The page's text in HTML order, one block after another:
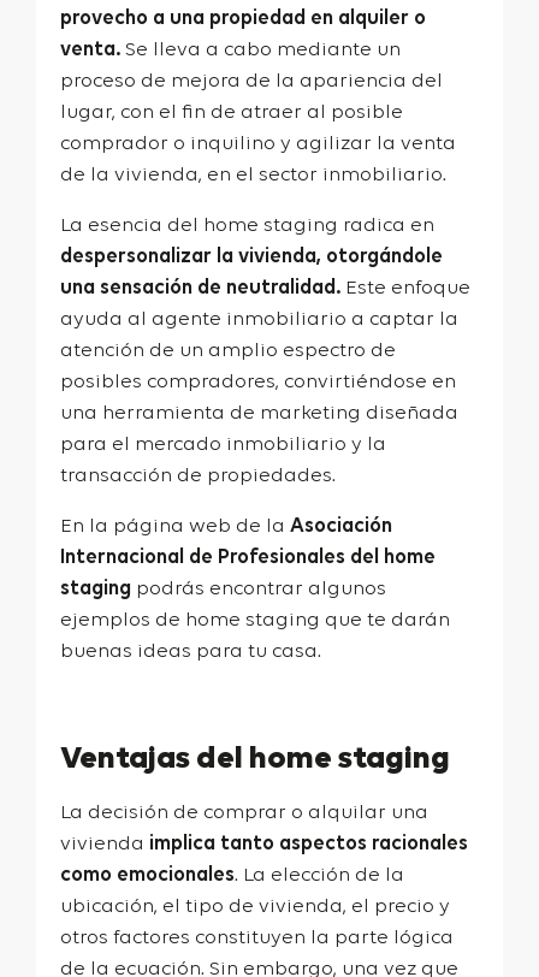
provecho a una propiedad en alquiler o
venta. Se lleva a cabo mediante un
proceso de mejora de la apariencia del
lugar, con el fin de atraer al posible
comprador o inquilino y agilizar la venta
de la vivienda, en el sector inmobiliario.
La esencia del home staging radica en
despersonalizar la vivienda, otorgándole
una sensación de neutralidad. Este enfoque
ayuda al agente inmobiliario a captar la
atención de un amplio espectro de
posibles compradores, convirtiéndose en
una herramienta de marketing diseñada
para el mercado inmobiliario y la
transacción de propiedades.
En la página web de la Asociación
Internacional de Profesionales del home
staging podrás encontrar algunos
ejemplos de home staging que te darán
buenas ideas para tu casa.
Ventajas del home staging
La decisión de comprar o alquilar una
vivienda implica tanto aspectos racionales
como emocionales. La elección de la
ubicación, el tipo de vivienda, el precio y
otros factores constituyen la parte lógica
de la ecuación. Sin embargo, una vez que